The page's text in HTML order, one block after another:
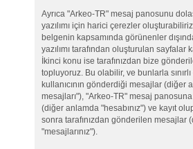
Ayrıca "Arkeo-TR" mesaj panosunu
yazılımı için harici çerezler
belgenin kapsamında görünenler
yazılımı tarafından oluşturulan sayfalar
İkinci konu ise tarafınızdan bize
topluyoruz. Bu olabilir, ve bunlarla
kullanıcının gönderdiği mesajlar (diğer
mesajları"), "Arkeo-TR" mesaj panosuna
(diğer anlamda "hesabınız") ve kayıt
sonra tarafınızdan gönderilen mesajlar
"mesajlarınız").